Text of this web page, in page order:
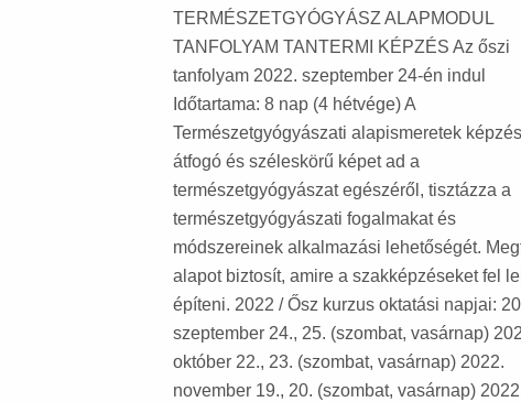
TERMÉSZETGYÓGYÁSZ ALAPMODUL
TANFOLYAM TANTERMI KÉPZÉS Az őszi
tanfolyam 2022. szeptember 24-én indul
Időtartama: 8 nap (4 hétvége) A
Természetgyógyászati alapismeretek képzés
átfogó és széleskörű képet ad a
természetgyógyászat egészéről, tisztázza a
természetgyógyászati fogalmakat és
módszereinek alkalmazási lehetőségét.
alapot biztosít, amire a szakképzéseket fel
építeni. 2022 / Ősz kurzus oktatási napjai:
szeptember 24., 25. (szombat, vasárnap)
október 22., 23. (szombat, vasárnap) 2022.
november 19., 20. (szombat, vasárnap)